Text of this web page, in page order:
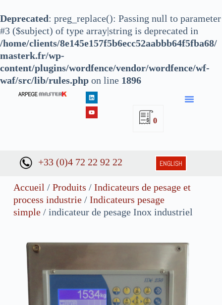
Deprecated: preg_replace(): Passing null to parameter
#3 ($subject) of type array|string is deprecated in
/home/clients/8e145e157f5b6ecc52aabbb64f5fba68/
masterk.fr/wp-
content/plugins/wordfence/vendor/wordfence/wf-
waf/src/lib/rules.php on line 1896
0
+33 (0)4 72 22 92 22 ENGLISH
Accueil / Produits / Indicateurs de pesage et
process industrie/ Indicateurs pesage
simple/ indicateur de pesage Inox industriel